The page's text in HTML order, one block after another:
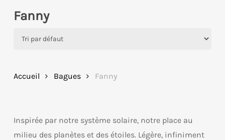
Fanny
Accueil Bagues Fanny
Inspirée par notre système solaire, notre place au
milieu des planètes et des étoiles. Légère, infiniment